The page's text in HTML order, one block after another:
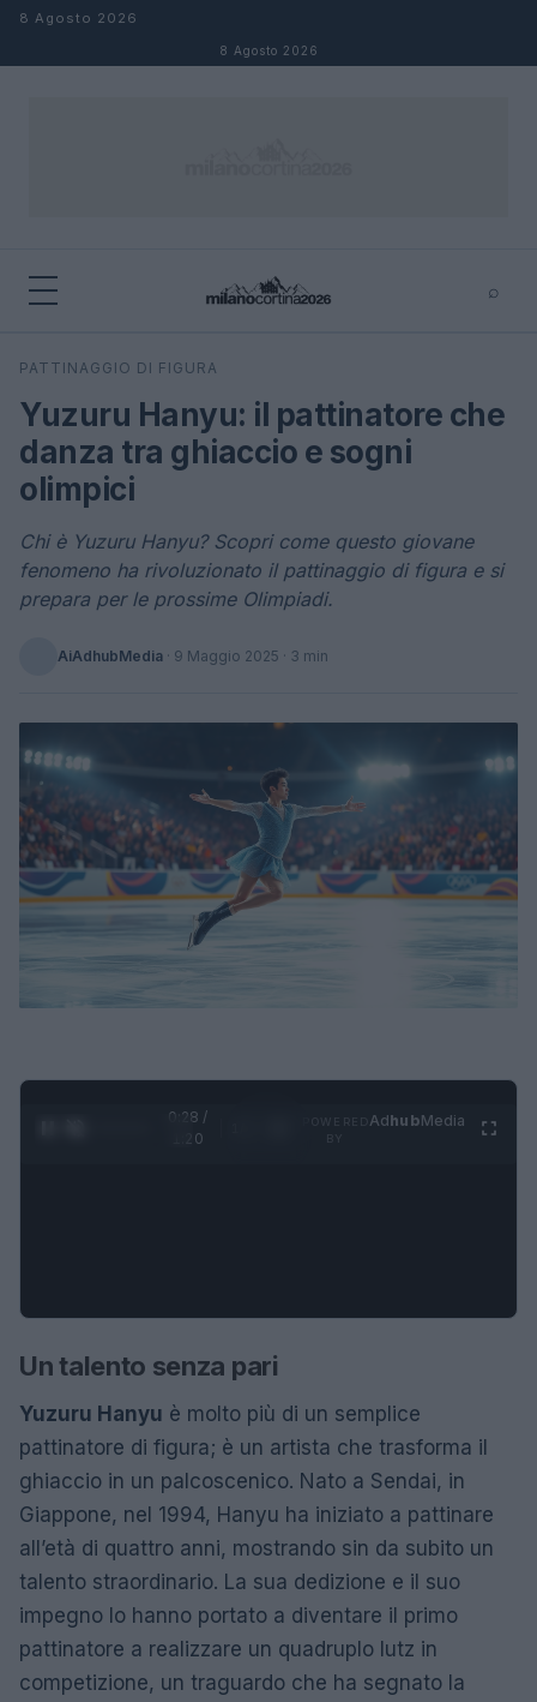
Salta al contenuto
8 Agosto 2026
8 Agosto 2026
⌕
Cerca
PATTINAGGIO DI FIGURA
Yuzuru Hanyu: il pattinatore che
danza tra ghiaccio e sogni
olimpici
Chi è Yuzuru Hanyu? Scopri come questo giovane
fenomeno ha rivoluzionato il pattinaggio di figura e si
prepara per le prossime Olimpiadi.
AiAdhubMedia · 9 Maggio 2025 · 3 min
0:29 /
1:20
AdhubMedia
Un talento senza pari
Yuzuru Hanyu è molto più di un semplice
pattinatore di figura; è un artista che trasforma il
ghiaccio in un palcoscenico. Nato a Sendai, in
Giappone, nel 1994, Hanyu ha iniziato a pattinare
all’età di quattro anni, mostrando sin da subito un
talento straordinario. La sua dedizione e il suo
impegno lo hanno portato a diventare il primo
pattinatore a realizzare un quadruplo lutz in
competizione, un traguardo che ha segnato la